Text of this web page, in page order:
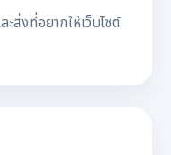
สิ่งที่อยากให้เว็บไซต์